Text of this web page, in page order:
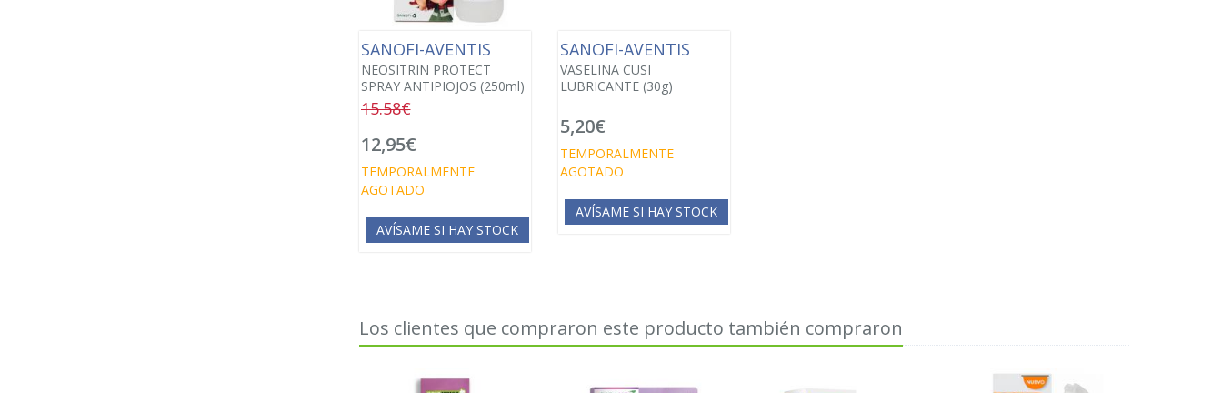
SANOFI-AVENTIS
NEOSITRIN PROTECT
SPRAY ANTIPIOJOS (250ml)
15.58€
12,95€
TEMPORALMENTE
AGOTADO
AVÍSAME SI HAY STOCK
SANOFI-AVENTIS
VASELINA CUSI
LUBRICANTE (30g)
5,20€
TEMPORALMENTE
AGOTADO
AVÍSAME SI HAY STOCK
Los clientes que compraron este producto también compraron